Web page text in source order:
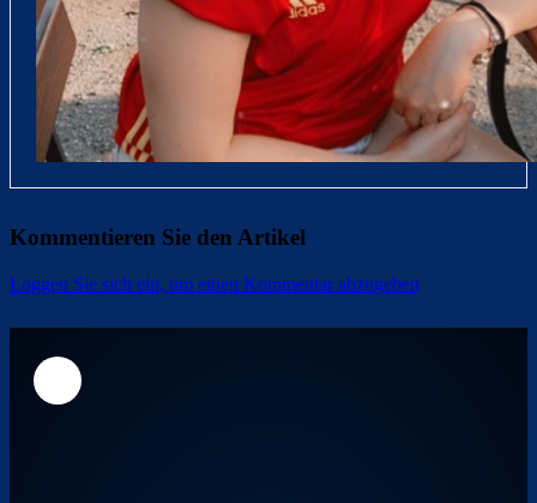
Kommentieren Sie den Artikel
Loggen Sie sich ein, um einen Kommentar abzugeben